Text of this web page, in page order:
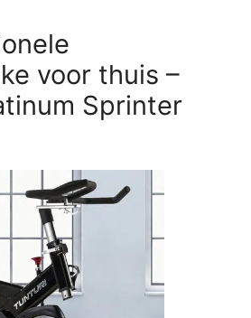
voor thuis –
Sprinter